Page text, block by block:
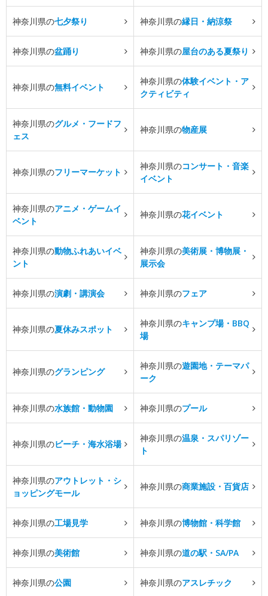
神奈川県の七夕祭り 神奈川県の縁日・納涼祭
神奈川県の盆踊り 神奈川県の屋台のある夏祭り
神奈川県の無料イベント
神奈川県の体験イベント・ア
クティビティ
神奈川県のグルメ・フードフ
ェス
神奈川県の物産展
神奈川県のフリーマーケット
神奈川県のコンサート・音楽
イベント
神奈川県のアニメ・ゲームイ
ベント
神奈川県の花イベント
神奈川県の動物ふれあいイベ
ント
神奈川県の美術展・博物展・
展示会
神奈川県の演劇・講演会 神奈川県のフェア
神奈川県の夏休みスポット
神奈川県のキャンプ場・BBQ
場
神奈川県のグランピング
神奈川県の遊園地・テーマパ
ーク
神奈川県の水族館・動物園 神奈川県のプール
神奈川県のビーチ・海水浴場
神奈川県の温泉・スパリゾー
ト
神奈川県のアウトレット・シ
ョッピングモール
神奈川県の商業施設・百貨店
神奈川県の工場見学 神奈川県の博物館・科学館
神奈川県の美術館 神奈川県の道の駅・SA/PA
神奈川県の公園 神奈川県のアスレチック